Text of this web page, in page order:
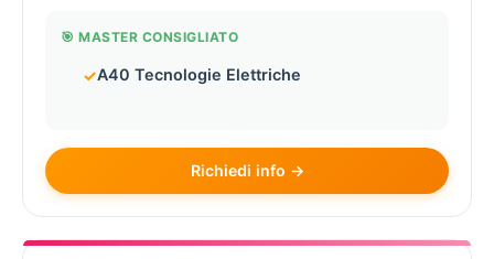
🎯 MASTER CONSIGLIATO
A40 Tecnologie Elettriche
Richiedi info →